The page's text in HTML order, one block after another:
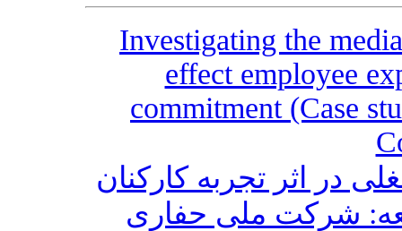
Investigating the
effect employee
commitment (Case
در اثر تجربه کارکنان
شرکت ملی حفاری